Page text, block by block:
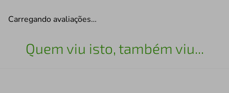
Carregando avaliações…
Quem viu isto, também viu...